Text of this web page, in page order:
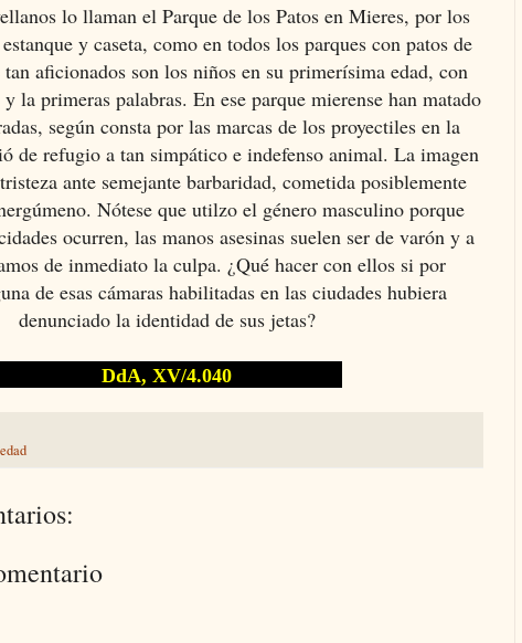
lo llaman el Parque de los Patos en Mieres, por los
y caseta, como en todos los parques con patos de
tan aficionados son los niños en su primerísima edad, con
la primeras palabras. En ese parque mierense han matado
según consta por las marcas de los proyectiles en la
de refugio a tan simpático e indefenso animal. La imagen
ante semejante barbaridad, cometida posiblemente
Nótese que utilzo el género masculino porque
ocurren, las manos asesinas suelen ser de varón y a
de inmediato la culpa. ¿Qué hacer con ellos si por
de esas cámaras habilitadas en las ciudades hubiera
denunciado la identidad de sus jetas?
XV/4.040